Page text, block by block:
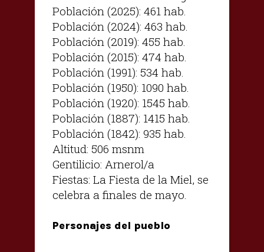
Población (2025): 461 hab.
Población (2024): 463 hab.
Población (2019): 455 hab.
Población (2015): 474 hab.
Población (1991): 534 hab.
Población (1950): 1090 hab.
Población (1920): 1545 hab.
Población (1887): 1415 hab.
Población (1842): 935 hab.
Altitud: 506 msnm
Gentilicio: Arnerol/a
Fiestas: La Fiesta de la Miel, se
celebra a finales de mayo.
Personajes del pueblo